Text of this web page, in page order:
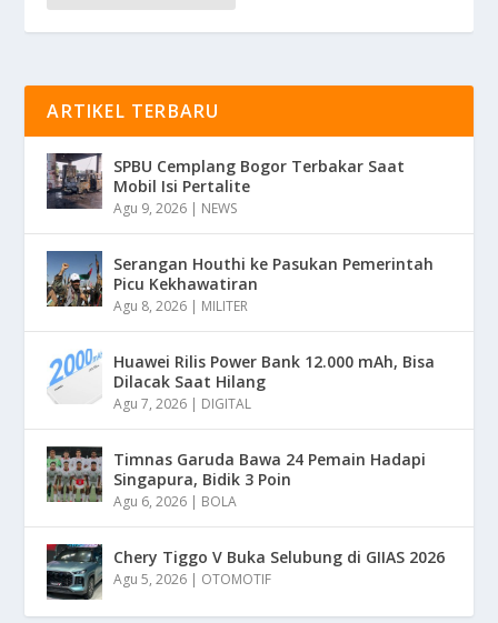
ARTIKEL TERBARU
SPBU Cemplang Bogor Terbakar Saat
Mobil Isi Pertalite
Agu 9, 2026 | NEWS
Serangan Houthi ke Pasukan Pemerintah
Picu Kekhawatiran
Agu 8, 2026 | MILITER
Huawei Rilis Power Bank 12.000 mAh, Bisa
Dilacak Saat Hilang
Agu 7, 2026 | DIGITAL
Timnas Garuda Bawa 24 Pemain Hadapi
Singapura, Bidik 3 Poin
Agu 6, 2026 | BOLA
Chery Tiggo V Buka Selubung di GIIAS 2026
Agu 5, 2026 | OTOMOTIF